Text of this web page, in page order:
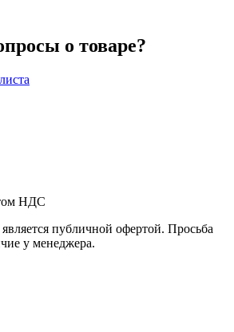
о товаре?
НДС
публичной офертой. Просьба
у менеджера.